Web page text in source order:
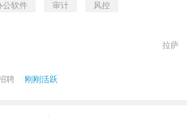
公软件 审计
风控
拉萨
聘 刚刚活跃